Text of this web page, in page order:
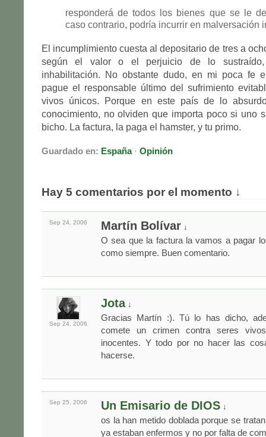
responderá de todos los bienes que se le
caso contrario, podría incurrir en malversación
El incumplimiento cuesta al depositario de tres a
según el valor o el perjuicio de lo
inhabilitación. No obstante dudo, en mi poca fe
pague el responsable último del sufrimiento
vivos únicos. Porque en este país de lo
conocimiento, no olviden que importa poco si uno
bicho. La factura, la paga el hamster, y tu primo.
Guardado en: España· Opinión
Hay 5 comentarios por el momento ↓
Sep 24, 2006 Martín Bolívar ↓
O sea que la factura la vamos a pagar
como siempre. Buen comentario.
Sep 24, 2006
Jota↓
Gracias Martín :). Tú lo has dicho,
comete un crimen contra seres vivos
inocentes. Y todo por no hacer las
hacerse.
Sep 25, 2006 Un Emisario de DIOS ↓
os la han metido doblada porque se
ya estaban enfermos y no por falta de